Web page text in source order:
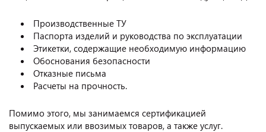
Производственные ТУ
Паспорта изделий и руководства по эксплуатации
Этикетки, содержащие необходимую информацию
Обоснования безопасности
Отказные письма
Расчеты на прочность.
Помимо этого, мы занимаемся сертификацией
выпускаемых или ввозимых товаров, а также услуг.